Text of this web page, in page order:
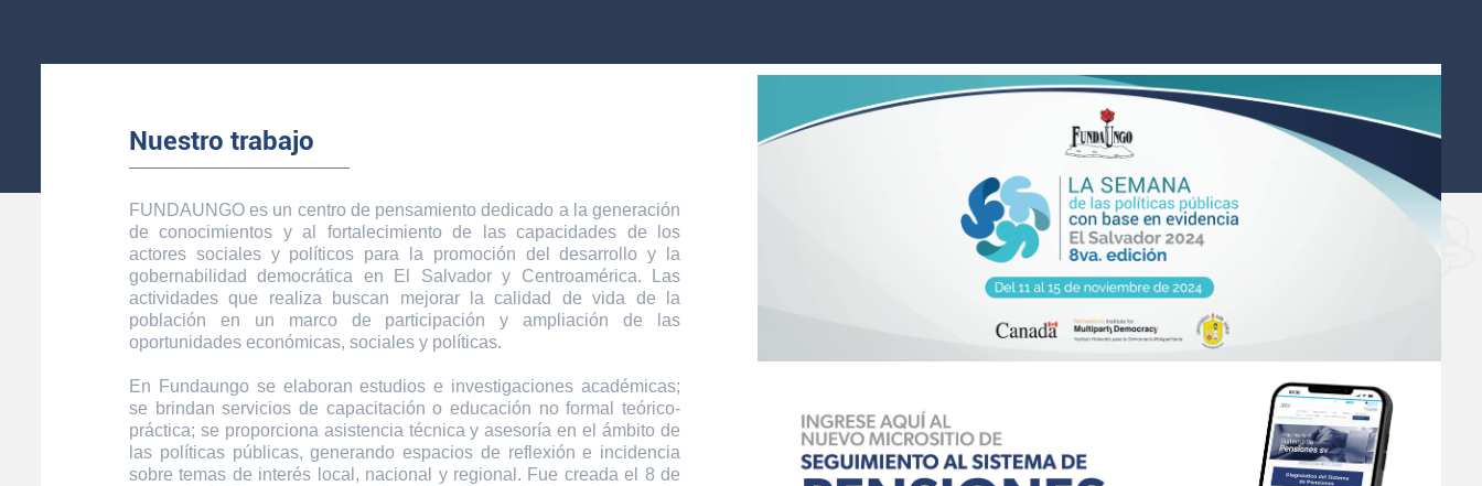
Nuestro trabajo
FUNDAUNGO es un centro de pensamiento dedicado a la generación
de conocimientos y al fortalecimiento de las capacidades de los
actores sociales y políticos para la promoción del desarrollo y la
gobernabilidad democrática en El Salvador y Centroamérica. Las
actividades que realiza buscan mejorar la calidad de vida de la
población en un marco de participación y ampliación de las
oportunidades económicas, sociales y políticas.
En Fundaungo se elaboran estudios e investigaciones académicas;
se brindan servicios de capacitación o educación no formal teórico-
práctica; se proporciona asistencia técnica y asesoría en el ámbito de
las políticas públicas, generando espacios de reflexión e incidencia
sobre temas de interés local, nacional y regional. Fue creada el 8 de